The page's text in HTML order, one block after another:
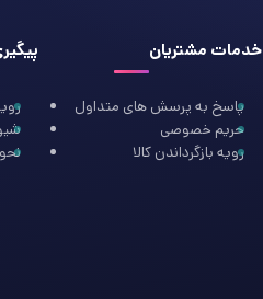
خدمات مشتریان
پاسخ به پرسش های متداول
حریم خصوصی
رویه بازگرداندن کالا